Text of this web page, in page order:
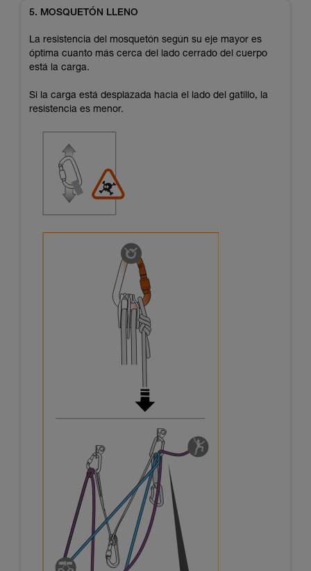
5. MOSQUETÓN LLENO
La resistencia del mosquetón según su eje mayor es
óptima cuanto más cerca del lado cerrado del cuerpo
está la carga.
Si la carga está desplazada hacia el lado del gatillo, la
resistencia es menor.